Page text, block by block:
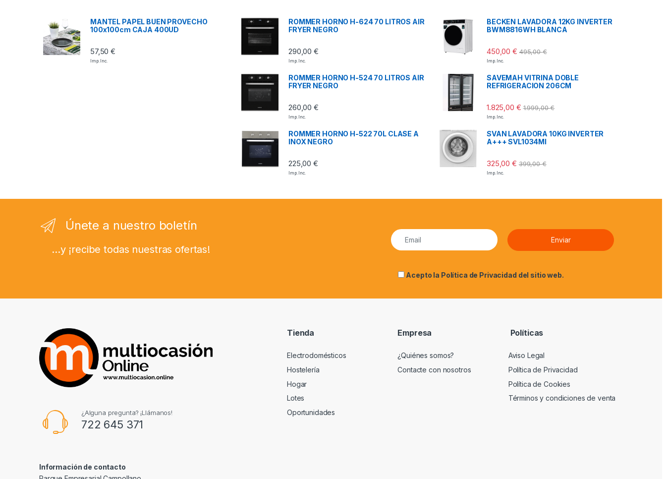
MANTEL PAPEL BUEN PROVECHO
100x100cm CAJA 400UD
57,50€
Imp. Inc.
ROMMER HORNO H-624 70 LITROS AIR
FRYER NEGRO
290,00€
Imp. Inc.
ROMMER HORNO H-524 70 LITROS AIR
FRYER NEGRO
260,00€
Imp. Inc.
ROMMER HORNO H-522 70L CLASE A
INOX NEGRO
225,00€
Imp. Inc.
BECKEN LAVADORA 12KG INVERTER
BWM8816WH BLANCA
450,00€ 495,00€
Imp. Inc.
SAVEMAH VITRINA DOBLE
REFRIGERACION 206CM
1.825,00 € 1.999,00€
Imp. Inc.
SVAN LAVADORA 10KG INVERTER
A+++ SVL1034MI
325,00€ 399,00€
Imp. Inc.
Únete a nuestro boletín
...y ¡recibe todas nuestras ofertas!
Acepto la Política de Privacidad del sitio web.
¿Alguna pregunta? ¡Llámanos!
722 645 371
Información de contacto
Tienda
Electrodomésticos
Hostelería
Hogar
Lotes
Oportunidades
Empresa
¿Quiénes somos?
Contacte con nosotros
Políticas
Aviso Legal
Política de Privacidad
Política de Cookies
Términos y condiciones de venta